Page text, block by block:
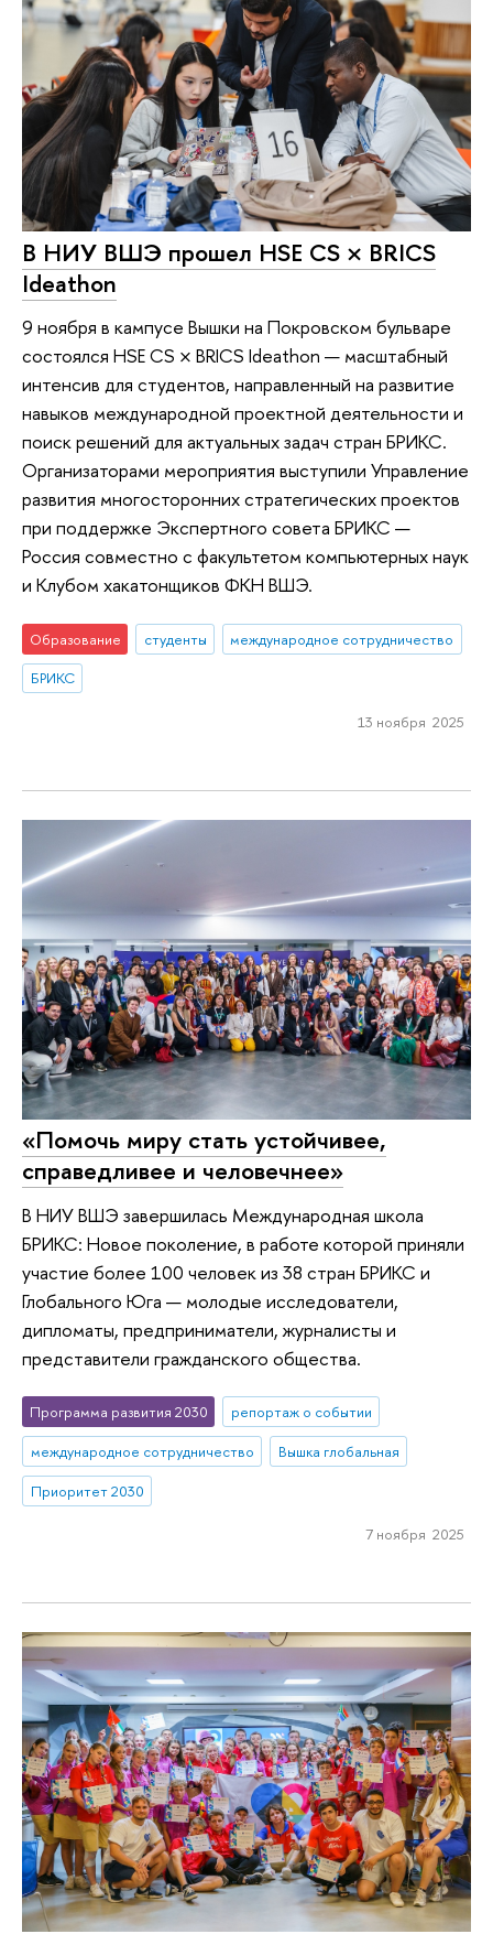
В НИУ ВШЭ прошел HSE CS × BRICS
Ideathon
9 ноября в кампусе Вышки на Покровском бульваре
состоялся HSE CS × BRICS Ideathon — масштабный
интенсив для студентов, направленный на развитие
навыков международной проектной деятельности и
поиск решений для актуальных задач стран БРИКС.
Организаторами мероприятия выступили Управление
развития многосторонних стратегических проектов
при поддержке Экспертного совета БРИКС —
Россия совместно с факультетом компьютерных наук
и Клубом хакатонщиков ФКН ВШЭ.
Образование студенты
международное сотрудничество
БРИКС
13 ноября 2025
«Помочь миру стать устойчивее,
справедливее и человечнее»
В НИУ ВШЭ завершилась Международная школа
БРИКС: Новое поколение, в работе которой приняли
участие более 100 человек из 38 стран БРИКС и
Глобального Юга — молодые исследователи,
дипломаты, предприниматели, журналисты и
представители гражданского общества.
Программа развития 2030
репортаж о событии
международное сотрудничество
Вышка глобальная
Приоритет 2030
7 ноября 2025